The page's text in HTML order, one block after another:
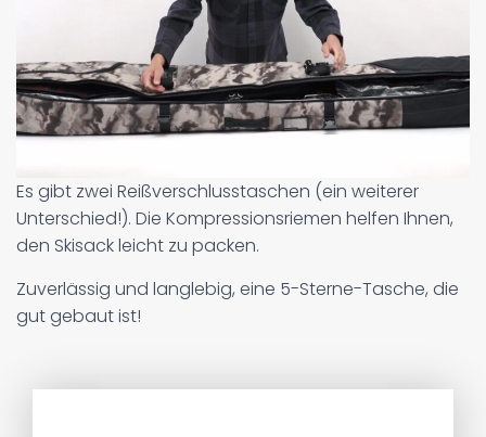
Es gibt zwei Reißverschlusstaschen (ein weiterer
Unterschied!). Die Kompressionsriemen helfen Ihnen,
den Skisack leicht zu packen.
Zuverlässig und langlebig, eine 5-Sterne-Tasche, die
gut gebaut ist!